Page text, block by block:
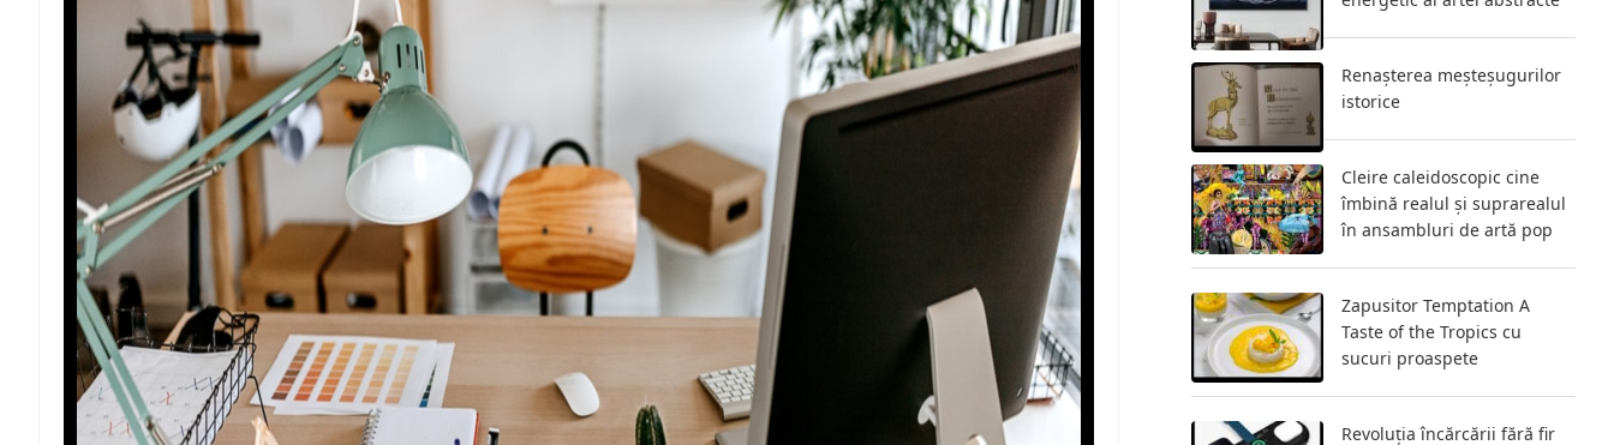
Renașterea meșteșugurilor
istorice
Cleire caleidoscopic cine
îmbină realul și suprarealul
în ansambluri de artă pop
Zapusitor Temptation A
Taste of the Tropics cu
sucuri proaspete
Revoluția încărcării fără fir